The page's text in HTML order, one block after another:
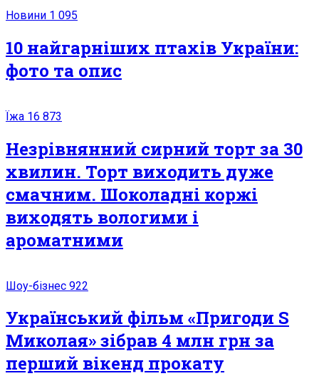
Новини 1 095
10 найгарніших птахів України:
фото та опис
Їжа 16 873
Незрівнянний сирний торт за 30
хвилин. Торт виходить дуже
смачним. Шоколадні коржі
виходять вологими і
ароматними
Шоу-бізнес 922
Український фільм «Пригоди S
Миколая» зібрав 4 млн грн за
перший вікенд прокату